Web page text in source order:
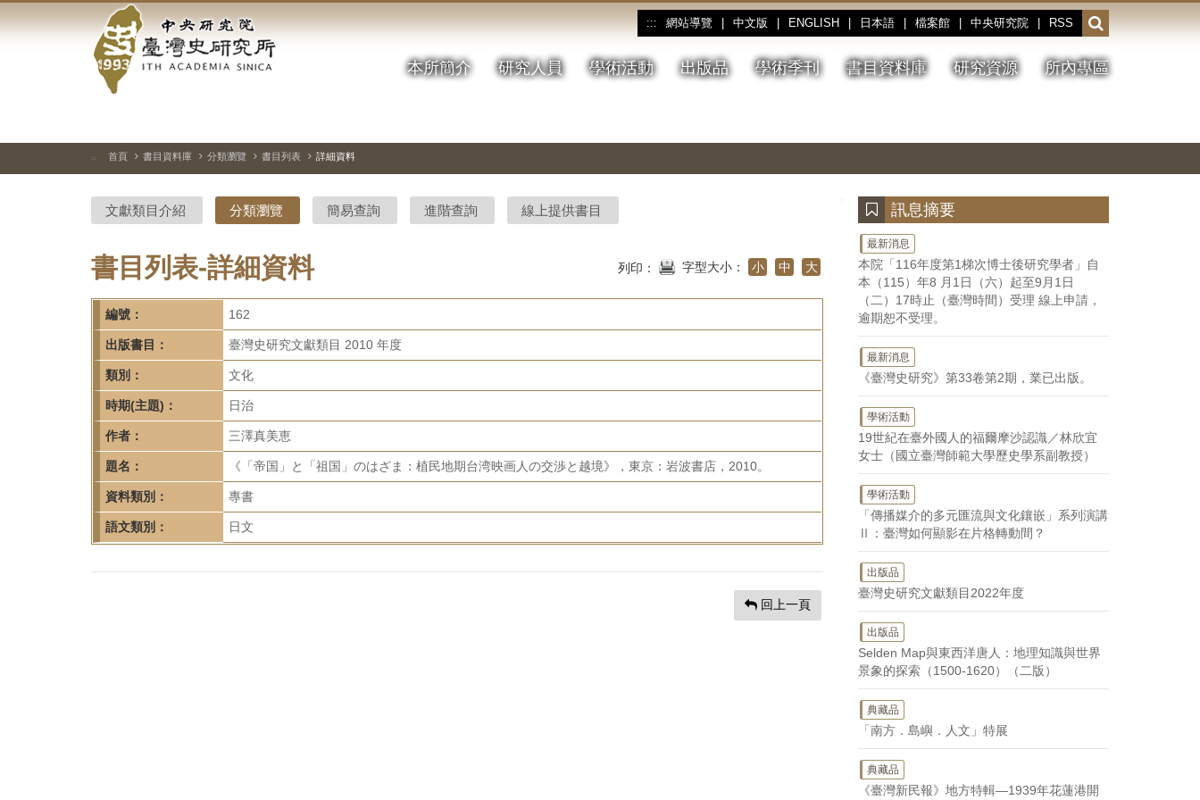
到
中
央
研
院-
臺
灣
史
研
究
所-
首
頁
::: 網站導覽 中文版 ENGLISH 日本語 檔案館 中央研究院 RSS
開
啟
或
收
本所簡介 研究人員 學術活動 出版品 學術季刊 書目資料庫 研究資源 所內專區
停、
圖
圖
結
::: 首頁 書目資料庫 分類瀏覽 書目列表 詳細資料
文獻類目介紹 分類瀏覽 簡易查詢 進階查詢 線上提供書目
書目列表-詳細資料 列印： 字型大小： 小 中 大
編號： 162
出版書目： 臺灣史研究文獻類目 2010 年度
類別： 文化
時期(主題)： 日治
作者： 三澤真美恵
題名： 《「帝国」と「祖国」のはざま：植民地期台湾映画人の交渉と越境》，東京：岩波書店，2010。
資料類別： 專書
語文類別： 日文
回上一頁
訊息摘要
最新消息
本院「116年度第1梯次博士後研究學者」自
本（115）年8 月1日（六）起至9月1日
（二）17時止（臺灣時間）受理 線上申請，
逾期恕不受理。
最新消息
《臺灣史研究》第33卷第2期，業已出版。
學術活動
19世紀在臺外國人的福爾摩沙認識／林欣宜
女士（國立臺灣師範大學歷史學系副教授）
學術活動
「傳播媒介的多元匯流與文化鑲嵌」系列演講
Ⅱ：臺灣如何顯影在片格轉動間？
出版品
臺灣史研究文獻類目2022年度
出版品
Selden Map與東西洋唐人：地理知識與世界
景象的探索（1500-1620）（二版）
典藏品
「南方．島嶼．人文」特展
典藏品
《臺灣新民報》地方特輯—1939年花蓮港開